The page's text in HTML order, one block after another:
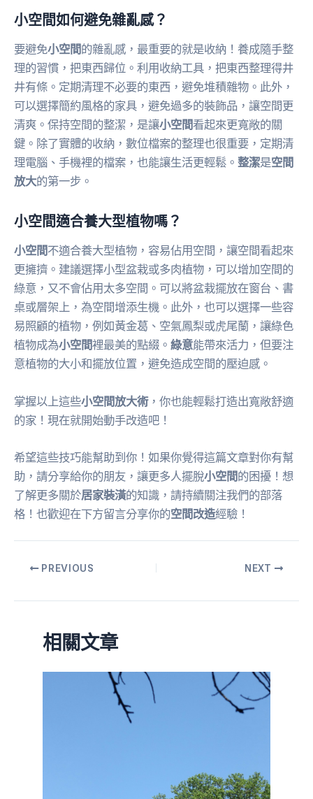
小空間如何避免雜亂感？
要避免小空間的雜亂感，最重要的就是收納！養成隨手整
理的習慣，把東西歸位。利用收納工具，把東西整理得井
井有條。定期清理不必要的東西，避免堆積雜物。此外，
可以選擇簡約風格的家具，避免過多的裝飾品，讓空間更
清爽。保持空間的整潔，是讓小空間看起來更寬敞的關
鍵。除了實體的收納，數位檔案的整理也很重要，定期清
理電腦、手機裡的檔案，也能讓生活更輕鬆。 整潔是空間
放大的第一步。
小空間適合養大型植物嗎？
小空間不適合養大型植物，容易佔用空間，讓空間看起來
更擁擠。建議選擇小型盆栽或多肉植物，可以增加空間的
綠意，又不會佔用太多空間。可以將盆栽擺放在窗台、書
桌或層架上，為空間增添生機。此外，也可以選擇一些容
易照顧的植物，例如黃金葛、空氣鳳梨或虎尾蘭，讓綠色
植物成為小空間裡最美的點綴。 綠意能帶來活力，但要注
意植物的大小和擺放位置，避免造成空間的壓迫感。
掌握以上這些小空間放大術，你也能輕鬆打造出寬敞舒適
的家！現在就開始動手改造吧！
希望這些技巧能幫助到你！如果你覺得這篇文章對你有幫
助，請分享給你的朋友，讓更多人擺脫小空間的困擾！想
了解更多關於居家裝潢的知識，請持續關注我們的部落
格！也歡迎在下方留言分享你的空間改造經驗！
PREVIOUS NEXT
相關文章